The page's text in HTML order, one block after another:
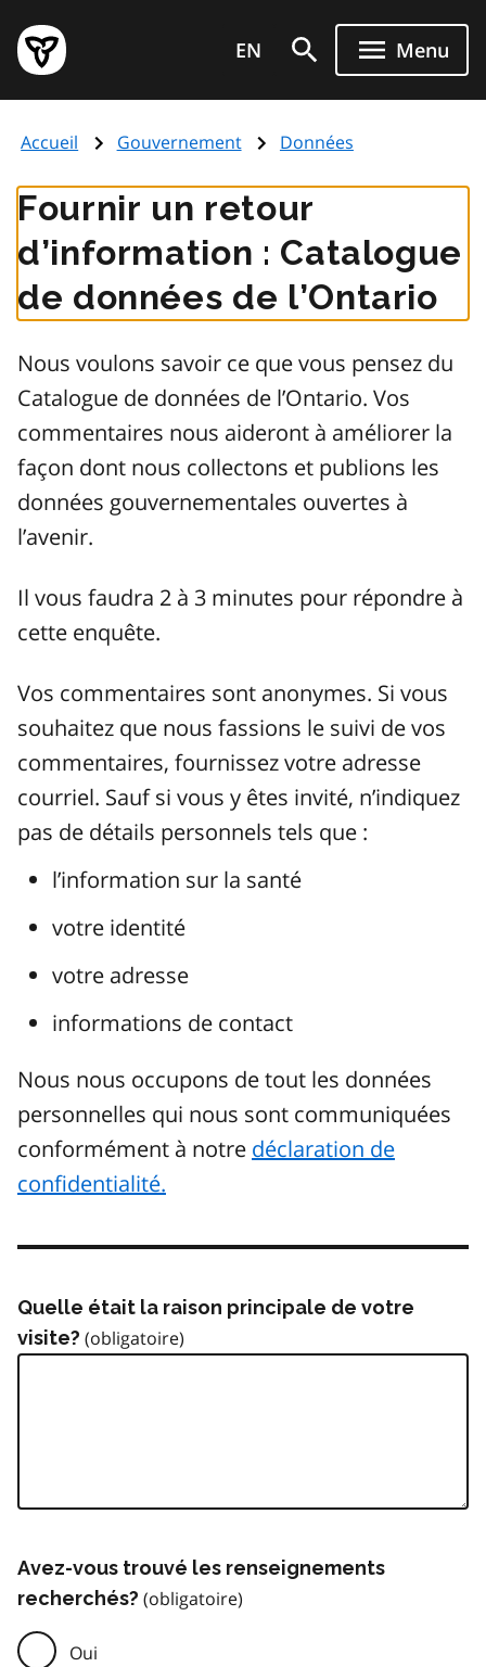
au
contenu
principal
Page
d'accueil
de
EN Menu
Accueil Gouvernement Données
Fournir un retour
d’information : Catalogue
de données de l’Ontario
Nous voulons savoir ce que vous pensez du
Catalogue de données de l’Ontario. Vos
commentaires nous aideront à améliorer la
façon dont nous collectons et publions les
données gouvernementales ouvertes à
l’avenir.
Il vous faudra 2 à 3 minutes pour répondre à
cette enquête.
Vos commentaires sont anonymes. Si vous
souhaitez que nous fassions le suivi de vos
commentaires, fournissez votre adresse
courriel. Sauf si vous y êtes invité, n’indiquez
pas de détails personnels tels que :
l’information sur la santé
votre identité
votre adresse
informations de contact
Nous nous occupons de tout les données
personnelles qui nous sont communiquées
conformément à notre déclaration de
confidentialité.
Quelle était la raison principale de votre
visite?
Avez-vous trouvé les renseignements
recherchés?
Oui